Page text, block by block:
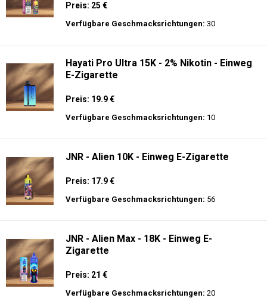
Preis: 25 €
Verfügbare Geschmacksrichtungen: 30
Hayati Pro Ultra 15K - 2% Nikotin - Einweg
E-Zigarette
Preis: 19.9 €
Verfügbare Geschmacksrichtungen: 10
JNR - Alien 10K - Einweg E-Zigarette
Preis: 17.9 €
Verfügbare Geschmacksrichtungen: 56
JNR - Alien Max - 18K - Einweg E-
Zigarette
Preis: 21 €
Verfügbare Geschmacksrichtungen: 20